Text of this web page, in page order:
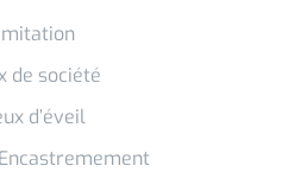
de société
d’éveil